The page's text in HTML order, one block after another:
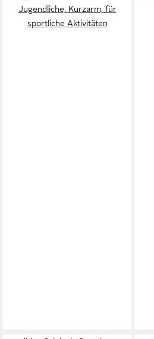
Jugendliche, Kurzarm, für
sportliche Aktivitäten